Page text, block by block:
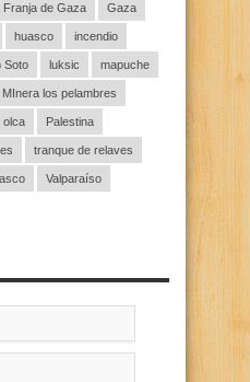
Franja de Gaza Gaza
huasco incendio
Soto luksic mapuche
MInera los pelambres
olca Palestina
tranque de relaves
Valparaíso